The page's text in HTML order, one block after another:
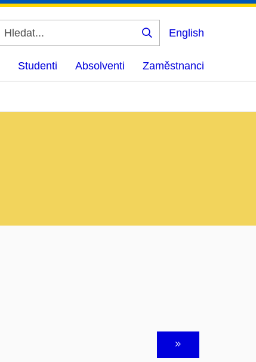
Vyhledat
English
Studenti Absolventi Zaměstnanci